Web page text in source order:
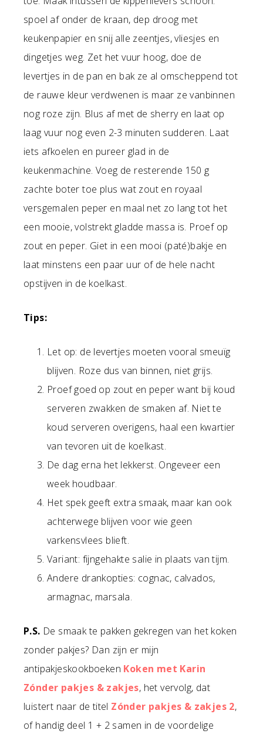
spoel af onder de kraan, dep droog met
keukenpapier en snij alle zeentjes, vliesjes en
dingetjes weg. Zet het vuur hoog, doe de
levertjes in de pan en bak ze al omscheppend tot
de rauwe kleur verdwenen is maar ze vanbinnen
nog roze zijn. Blus af met de sherry en laat op
laag vuur nog even 2-3 minuten sudderen. Laat
iets afkoelen en pureer glad in de
keukenmachine. Voeg de resterende 150 g
zachte boter toe plus wat zout en royaal
versgemalen peper en maal net zo lang tot het
een mooie, volstrekt gladde massa is. Proef op
zout en peper. Giet in een mooi (paté)bakje en
laat minstens een paar uur of de hele nacht
opstijven in de koelkast.
Tips:
Let op: de levertjes moeten vooral smeuïg
blijven. Roze dus van binnen, niet grijs.
Proef goed op zout en peper want bij koud
serveren zwakken de smaken af. Niet te
koud serveren overigens, haal een kwartier
van tevoren uit de koelkast.
De dag erna het lekkerst. Ongeveer een
week houdbaar.
Het spek geeft extra smaak, maar kan ook
achterwege blijven voor wie geen
varkensvlees blieft.
Variant: fijngehakte salie in plaats van tijm.
Andere drankopties: cognac, calvados,
armagnac, marsala.
P.S. De smaak te pakken gekregen van het koken
zonder pakjes? Dan zijn er mijn
antipakjeskookboeken Koken met Karin
Zónder pakjes & zakjes, het vervolg, dat
luistert naar de titel Zónder pakjes & zakjes 2,
of handig deel 1 + 2 samen in de voordelige